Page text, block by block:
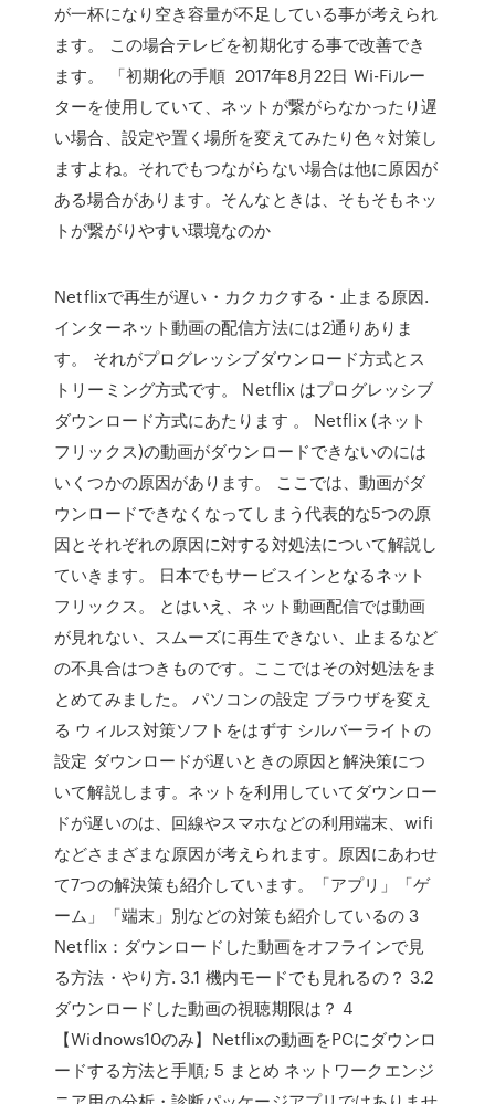
が一杯になり空き容量が不足している事が考えられ
ます。 この場合テレビを初期化する事で改善でき
ます。 「初期化の手順 2017年8月22日 Wi-Fiルー
ターを使用していて、ネットが繋がらなかったり遅
い場合、設定や置く場所を変えてみたり色々対策し
ますよね。それでもつながらない場合は他に原因が
ある場合があります。そんなときは、そもそもネッ
トが繋がりやすい環境なのか
Netflixで再生が遅い・カクカクする・止まる原因.
インターネット動画の配信方法には2通りありま
す。 それがプログレッシブダウンロード方式とス
トリーミング方式です。 Netflix はプログレッシブ
ダウンロード方式にあたります 。 Netflix (ネット
フリックス)の動画がダウンロードできないのには
いくつかの原因があります。 ここでは、動画がダ
ウンロードできなくなってしまう代表的な5つの原
因とそれぞれの原因に対する対処法について解説し
ていきます。 日本でもサービスインとなるネット
フリックス。 とはいえ、ネット動画配信では動画
が見れない、スムーズに再生できない、止まるなど
の不具合はつきものです。ここではその対処法をま
とめてみました。 パソコンの設定 ブラウザを変え
る ウィルス対策ソフトをはずす シルバーライトの
設定 ダウンロードが遅いときの原因と解決策につ
いて解説します。ネットを利用していてダウンロー
ドが遅いのは、回線やスマホなどの利用端末、wifi
などさまざまな原因が考えられます。原因にあわせ
て7つの解決策も紹介しています。「アプリ」「ゲ
ーム」「端末」別などの対策も紹介しているの 3
Netflix：ダウンロードした動画をオフラインで見
る方法・やり方. 3.1 機内モードでも見れるの？ 3.2
ダウンロードした動画の視聴期限は？ 4
【Widnows10のみ】Netflixの動画をPCにダウンロ
ードする方法と手順; 5 まとめ ネットワークエンジ